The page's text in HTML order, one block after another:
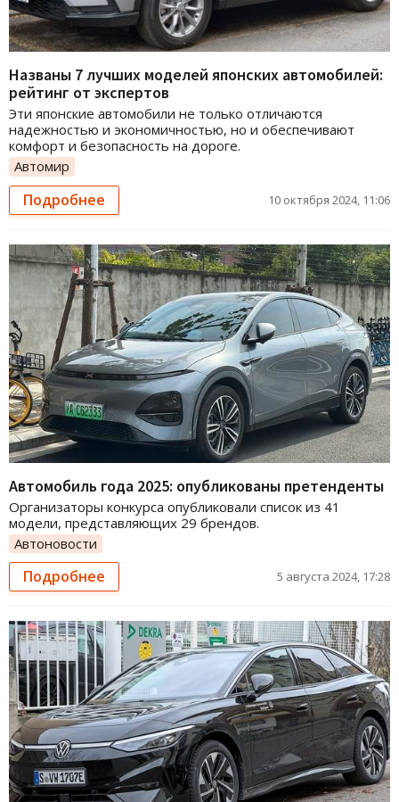
Названы 7 лучших моделей японских автомобилей:
рейтинг от экспертов
Эти японские автомобили не только отличаются
надежностью и экономичностью, но и обеспечивают
комфорт и безопасность на дороге.
Автомир
Подробнее 10 октября 2024, 11:06
Автомобиль года 2025: опубликованы претенденты
Организаторы конкурса опубликовали список из 41
модели, представляющих 29 брендов.
Автоновости
Подробнее 5 августа 2024, 17:28